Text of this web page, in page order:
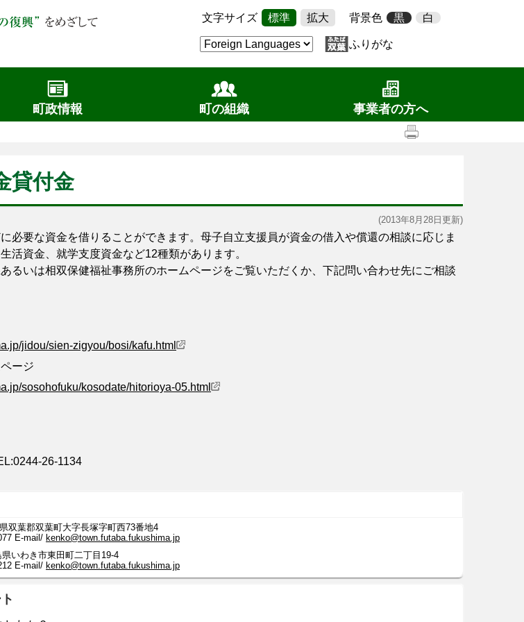
文字サイズ 標準 拡大 背景色 黒 白
ふりがな
町政情報 町の組織 事業者の方へ
貸付金
(2013年8月28日更新)
必要な資金を借りることができます。母子自立支援員が資金の借入や償還の相談に応じま
活資金、就学支度資金など12種類があります。
るいは相双保健福祉事務所のホームページをご覧いただくか、下記問い合わせ先にご相談
jidou/sien-zigyou/bosi/kafu.html
ージ
sosohofuku/kosodate/hitorioya-05.html
26-1134
葉郡双葉町大字長塚字町西73番地4
E-mail/ kenko@town.futaba.fukushima.jp
いわき市東田町二丁目19-4
E-mail/ kenko@town.futaba.fukushima.jp